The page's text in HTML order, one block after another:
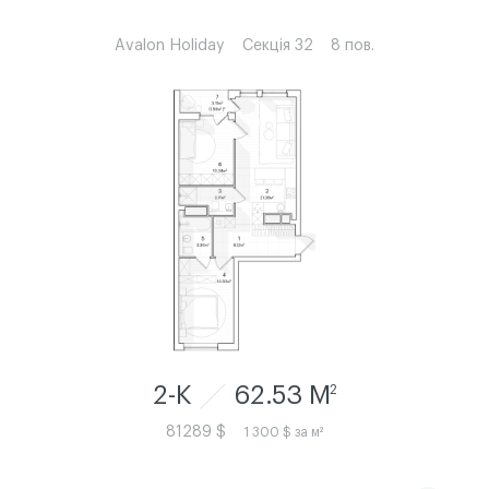
Avalon Holiday Секція 32 8 пов.
2-К 62.53 M 2
81289 $ 1 300 $ за м²